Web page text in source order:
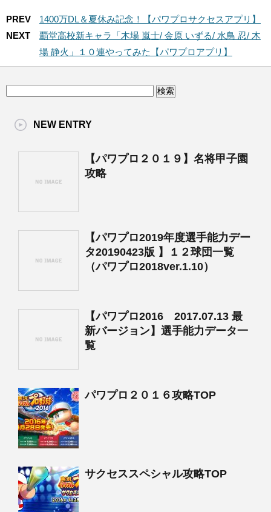
PREV
1400万DL＆夏休み記念！【パワプロサクセスアプリ】
NEXT
覇堂高校新キャラ「木場 嵐士/ 金原 いずる/ 水鳥 忍/ 木
場 静火」１０連やってみた【パワプロアプリ】
NEW ENTRY
【パワプロ２０１９】名将甲子園
攻略
【パワプロ2019年度選手能力デー
タ20190423版 】１２球団一覧
（パワプロ2018ver.1.10）
【パワプロ2016 2017.07.13 最
新バージョン】選手能力データ一
覧
パワプロ２０１６攻略TOP
サクセススペシャル攻略TOP